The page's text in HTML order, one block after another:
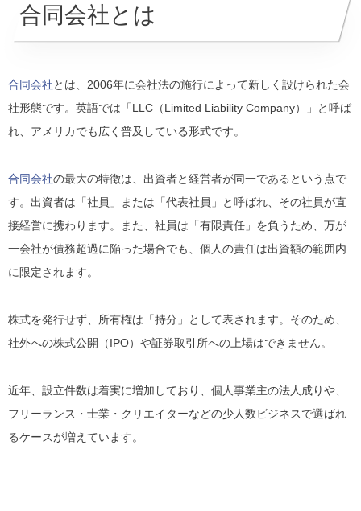
合同会社とは
合同会社とは、2006年に会社法の施行によって新しく設けられた会
社形態です。英語では「LLC（Limited Liability Company）」と呼ば
れ、アメリカでも広く普及している形式です。
合同会社の最大の特徴は、出資者と経営者が同一であるという点で
す。出資者は「社員」または「代表社員」と呼ばれ、その社員が直
接経営に携わります。また、社員は「有限責任」を負うため、万が
一会社が債務超過に陥った場合でも、個人の責任は出資額の範囲内
に限定されます。
株式を発行せず、所有権は「持分」として表されます。そのため、
社外への株式公開（IPO）や証券取引所への上場はできません。
近年、設立件数は着実に増加しており、個人事業主の法人成りや、
フリーランス・士業・クリエイターなどの少人数ビジネスで選ばれ
るケースが増えています。